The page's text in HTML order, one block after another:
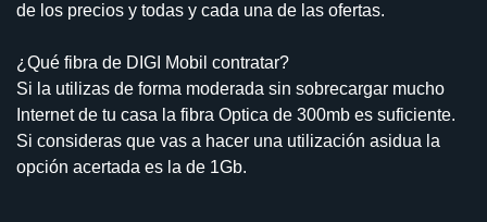
de los precios y todas y cada una de las ofertas.
¿Qué fibra de DIGI Mobil contratar?
Si la utilizas de forma moderada sin sobrecargar mucho
Internet de tu casa la fibra Optica de 300mb es suficiente.
Si consideras que vas a hacer una utilización asidua la
opción acertada es la de 1Gb.